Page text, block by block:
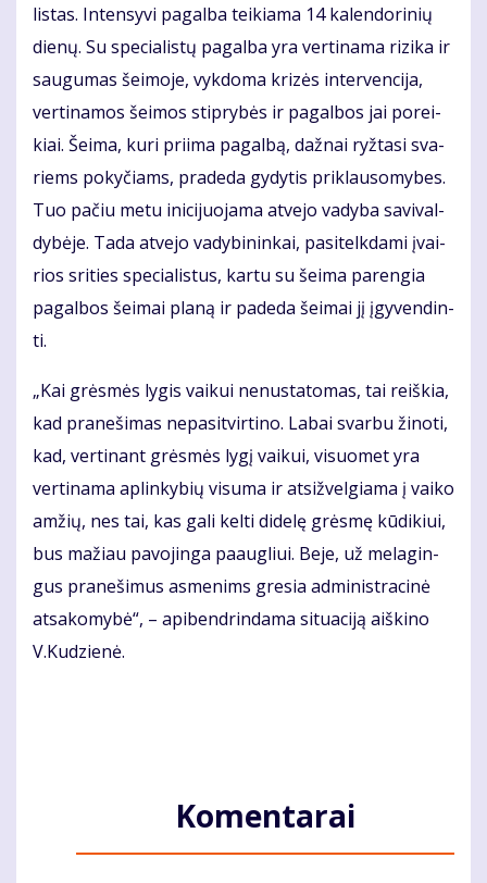
lis­tas. In­ten­sy­vi pa­gal­ba tei­kia­ma 14 ka­len­do­ri­nių
die­nų. Su spe­cia­lis­tų pa­gal­ba yra ver­ti­na­ma ri­zi­ka ir
sau­gu­mas šei­mo­je, vyk­do­ma kri­zės in­ter­ven­ci­ja,
ver­ti­na­mos šei­mos stip­ry­bės ir pa­gal­bos jai po­rei­
kiai. Šei­ma, ku­ri pri­ima pa­gal­bą, daž­nai ryž­ta­si sva­
riems po­ky­čiams, pra­de­da gy­dy­tis pri­klau­so­my­bes.
Tuo pa­čiu me­tu ini­ci­juo­ja­ma at­ve­jo va­dy­ba sa­vi­val­
dy­bė­je. Ta­da at­ve­jo va­dy­bi­nin­kai, pa­si­telk­da­mi įvai­
rios sri­ties spe­cia­lis­tus, kar­tu su šei­ma pa­ren­gia
pa­gal­bos šei­mai pla­ną ir pa­de­da šei­mai jį įgy­ven­din­
ti.
„Kai grės­mės ly­gis vai­kui ne­nu­sta­to­mas, tai reiš­kia,
kad pra­ne­ši­mas nepa­si­tvir­ti­no. La­bai svar­bu ži­no­ti,
kad, ver­ti­nant grės­mės ly­gį vai­kui, vi­suo­met yra
ver­ti­na­ma ap­lin­ky­bių vi­su­ma ir at­si­žvel­gia­ma į vai­ko
am­žių, nes tai, kas ga­li kel­ti di­de­lę grės­mę kū­di­kiui,
bus ma­žiau pa­vo­jin­ga pa­aug­liui. Be­je, už me­la­gin­
gus pra­ne­ši­mus as­me­nims gre­sia ad­mi­nist­ra­ci­nė
at­sa­ko­my­bė“, – api­ben­drin­da­ma si­tu­a­ci­ją aiš­ki­no
V.Ku­dzie­nė.
Komentarai